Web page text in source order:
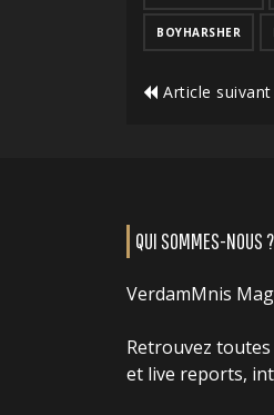
BOYHARSHER
Article suivant
QUI SOMMES-NOUS ?
VerdamMnis
Retrouvez
et live reports,